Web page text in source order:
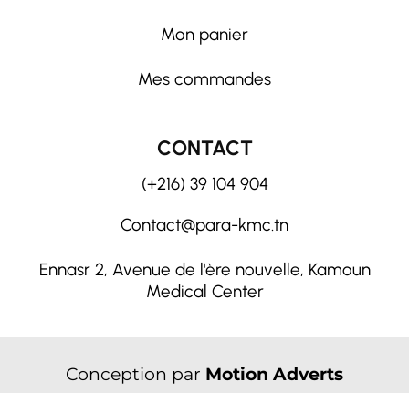
Mon panier
Mes commandes
CONTACT
(+216) 39 104 904
Contact@para-kmc.tn
Ennasr 2, Avenue de l'ère nouvelle, Kamoun
Medical Center
Conception par Motion Adverts